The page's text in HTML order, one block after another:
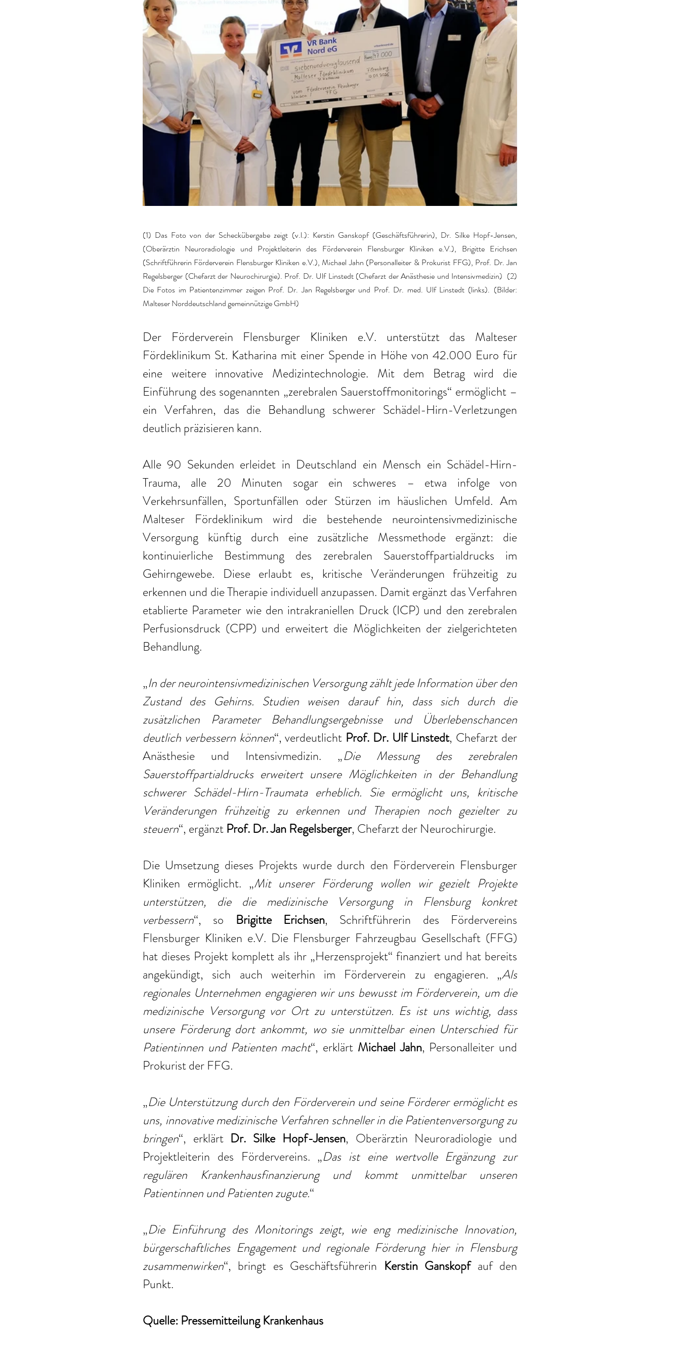
(1) Das Foto von der Scheckübergabe zeigt (v.l.): Kerstin Ganskopf (Geschäftsführerin), Dr. Silke Hopf-Jensen,
(Oberärztin Neuroradiologie und Projektleiterin des Förderverein Flensburger Kliniken e.V.), Brigitte Erichsen
(Schriftführerin Förderverein Flensburger Kliniken e.V.), Michael Jahn (Personalleiter & Prokurist FFG), Prof. Dr. Jan
Regelsberger (Chefarzt der Neurochirurgie). Prof. Dr. Ulf Linstedt (Chefarzt der Anästhesie und Intensivmedizin)  (2)
Die Fotos im Patientenzimmer zeigen Prof. Dr. Jan Regelsberger und Prof. Dr. med. Ulf Linstedt (links). (Bilder:
Malteser Norddeutschland gemeinnützige GmbH)
Der Förderverein Flensburger Kliniken e.V. unterstützt das Malteser
Fördeklinikum St. Katharina mit einer Spende in Höhe von 42.000 Euro für
eine weitere innovative Medizintechnologie. Mit dem Betrag wird die
Einführung des sogenannten „zerebralen Sauerstoffmonitorings“ ermöglicht –
ein Verfahren, das die Behandlung schwerer Schädel-Hirn-Verletzungen
deutlich präzisieren kann.
Alle 90 Sekunden erleidet in Deutschland ein Mensch ein Schädel-Hirn-
Trauma, alle 20 Minuten sogar ein schweres – etwa infolge von
Verkehrsunfällen, Sportunfällen oder Stürzen im häuslichen Umfeld. Am
Malteser Fördeklinikum wird die bestehende neurointensivmedizinische
Versorgung künftig durch eine zusätzliche Messmethode ergänzt: die
kontinuierliche Bestimmung des zerebralen Sauerstoffpartialdrucks im
Gehirngewebe. Diese erlaubt es, kritische Veränderungen frühzeitig zu
erkennen und die Therapie individuell anzupassen. Damit ergänzt das Verfahren
etablierte Parameter wie den intrakraniellen Druck (ICP) und den zerebralen
Perfusionsdruck (CPP) und erweitert die Möglichkeiten der zielgerichteten
Behandlung.
„In der neurointensivmedizinischen Versorgung zählt jede Information über den
Zustand des Gehirns. Studien weisen darauf hin, dass sich durch die
zusätzlichen Parameter Behandlungsergebnisse und Überlebenschancen
deutlich verbessern können“, verdeutlicht Prof. Dr. Ulf Linstedt, Chefarzt der
Anästhesie und Intensivmedizin. „Die Messung des zerebralen
Sauerstoffpartialdrucks erweitert unsere Möglichkeiten in der Behandlung
schwerer Schädel-Hirn-Traumata erheblich. Sie ermöglicht uns, kritische
Veränderungen frühzeitig zu erkennen und Therapien noch gezielter zu
steuern“, ergänzt Prof. Dr. Jan Regelsberger, Chefarzt der Neurochirurgie.
Die Umsetzung dieses Projekts wurde durch den Förderverein Flensburger
Kliniken ermöglicht. „Mit unserer Förderung wollen wir gezielt Projekte
unterstützen, die die medizinische Versorgung in Flensburg konkret
verbessern“, so Brigitte Erichsen, Schriftführerin des Fördervereins
Flensburger Kliniken e.V. Die Flensburger Fahrzeugbau Gesellschaft (FFG)
hat dieses Projekt komplett als ihr „Herzensprojekt“ finanziert und hat bereits
angekündigt, sich auch weiterhin im Förderverein zu engagieren. „Als
regionales Unternehmen engagieren wir uns bewusst im Förderverein, um die
medizinische Versorgung vor Ort zu unterstützen. Es ist uns wichtig, dass
unsere Förderung dort ankommt, wo sie unmittelbar einen Unterschied für
Patientinnen und Patienten macht“, erklärt Michael Jahn, Personalleiter und
Prokurist der FFG.
„Die Unterstützung durch den Förderverein und seine Förderer ermöglicht es
uns, innovative medizinische Verfahren schneller in die Patientenversorgung zu
bringen“, erklärt Dr. Silke Hopf-Jensen, Oberärztin Neuroradiologie und
Projektleiterin des Fördervereins. „Das ist eine wertvolle Ergänzung zur
regulären Krankenhausfinanzierung und kommt unmittelbar unseren
Patientinnen und Patienten zugute.“
„Die Einführung des Monitorings zeigt, wie eng medizinische Innovation,
bürgerschaftliches Engagement und regionale Förderung hier in Flensburg
zusammenwirken“, bringt es Geschäftsführerin Kerstin Ganskopf auf den
Punkt.
Quelle: Pressemitteilung Krankenhaus